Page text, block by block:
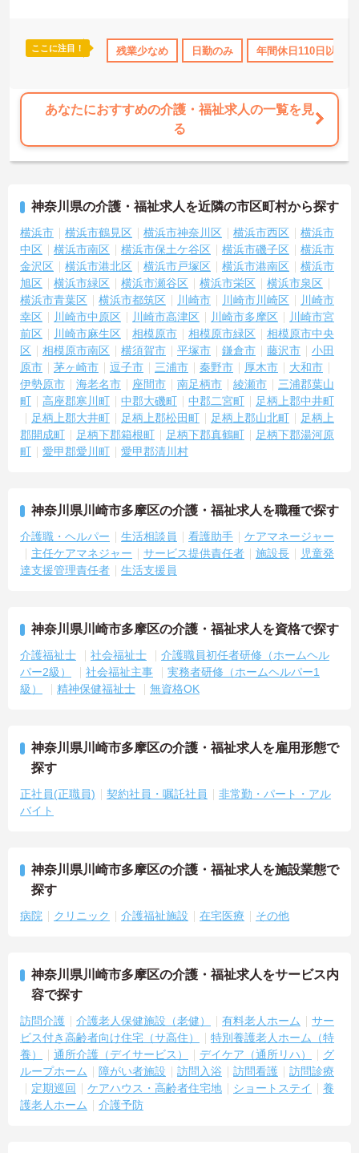
資格取得サポート 研修制度あり 産休･育休･介護休暇取得実
ここに注目！ 残業少なめ 日勤のみ 年間休日110日以上
あなたにおすすめの介護・福祉求人の一覧を見
る
神奈川県の介護・福祉求人を近隣の市区町村から探す
横浜市 横浜市鶴見区 横浜市神奈川区 横浜市西区
横浜市
中区
横浜市南区 横浜市保土ケ谷区 横浜市磯子区
横浜市
金沢区
横浜市港北区 横浜市戸塚区 横浜市港南区
横浜市
旭区
横浜市緑区 横浜市瀬谷区 横浜市栄区
横浜市泉区
横浜市青葉区
横浜市都筑区 川崎市 川崎市川崎区
川崎市
幸区
川崎市中原区 川崎市高津区 川崎市多摩区
川崎市宮
前区
川崎市麻生区 相模原市 相模原市緑区
相模原市中央
区
相模原市南区 横須賀市 平塚市 鎌倉市 藤沢市
小田
原市
茅ヶ崎市 逗子市 三浦市 秦野市 厚木市
大和市
伊勢原市
海老名市 座間市 南足柄市 綾瀬市
三浦郡葉山
町
高座郡寒川町 中郡大磯町 中郡二宮町
足柄上郡中井町
足柄上郡大井町
足柄上郡松田町 足柄上郡山北町
足柄上
郡開成町
足柄下郡箱根町 足柄下郡真鶴町
足柄下郡湯河原
町
愛甲郡愛川町 愛甲郡清川村
神奈川県川崎市多摩区の介護・福祉求人を職種で探す
介護職・ヘルパー 生活相談員 看護助手
ケアマネージャー
主任ケアマネジャー
サービス提供責任者 施設長
児童発
達支援管理責任者
生活支援員
神奈川県川崎市多摩区の介護・福祉求人を資格で探す
介護福祉士 社会福祉士
介護職員初任者研修（ホームヘル
パー2級）
社会福祉主事
実務者研修（ホームヘルパー1
級）
精神保健福祉士 無資格OK
神奈川県川崎市多摩区の介護・福祉求人を雇用形態で
探す
正社員(正職員) 契約社員・嘱託社員
非常勤・パート・アル
バイト
神奈川県川崎市多摩区の介護・福祉求人を施設業態で
探す
病院 クリニック 介護福祉施設 在宅医療 その他
神奈川県川崎市多摩区の介護・福祉求人をサービス内
容で探す
訪問介護 介護老人保健施設（老健） 有料老人ホーム
サー
ビス付き高齢者向け住宅（サ高住）
特別養護老人ホーム（特
養）
通所介護（デイサービス） デイケア（通所リハ）
グ
ループホーム
障がい者施設 訪問入浴 訪問看護
訪問診療
定期巡回
ケアハウス・高齢者住宅地 ショートステイ
養
護老人ホーム
介護予防